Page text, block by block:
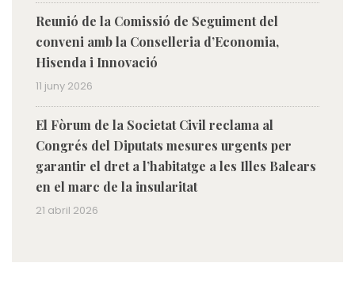
Reunió de la Comissió de Seguiment del
conveni amb la Conselleria d’Economia,
Hisenda i Innovació
11 juny 2026
El Fòrum de la Societat Civil reclama al
Congrés del Diputats mesures urgents per
garantir el dret a l’habitatge a les Illes Balears
en el marc de la insularitat
21 abril 2026